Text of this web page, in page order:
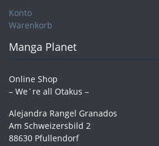
Konto
Warenkorb
Manga Planet
Online Shop
– We´re all Otakus –
Alejandra Rangel Granados
Am Schweizersbild 2
88630 Pfullendorf